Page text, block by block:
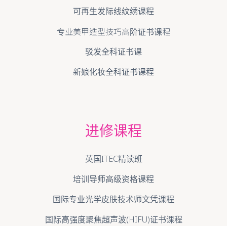
可再生发际线纹绣课程
专业美甲造型技巧高阶证书课程
驳发全科证书课
新娘化妆全科证书课程
进修课程
英国ITEC精读班
培训导师高级资格课程
国际专业光学皮肤技术师文凭课程
国际高强度聚焦超声波(HIFU)证书课程